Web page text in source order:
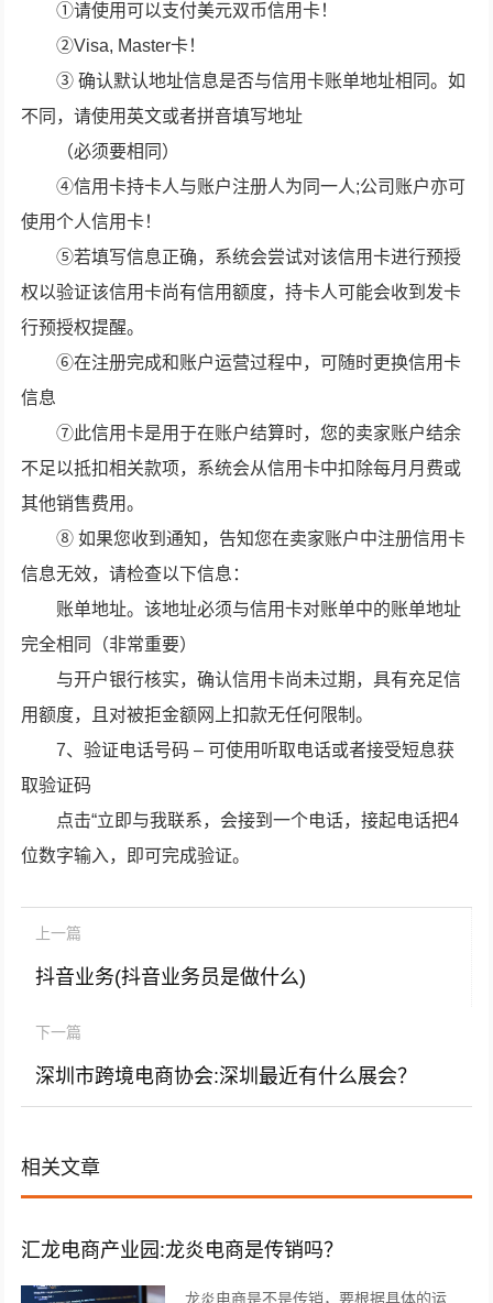
①请使用可以支付美元双币信用卡！
②Visa, Master卡！
③ 确认默认地址信息是否与信用卡账单地址相同。如
不同，请使用英文或者拼音填写地址
（必须要相同）
④信用卡持卡人与账户注册人为同一人;公司账户亦可
使用个人信用卡！
⑤若填写信息正确，系统会尝试对该信用卡进行预授
权以验证该信用卡尚有信用额度，持卡人可能会收到发卡
行预授权提醒。
⑥在注册完成和账户运营过程中，可随时更换信用卡
信息
⑦此信用卡是用于在账户结算时，您的卖家账户结余
不足以抵扣相关款项，系统会从信用卡中扣除每月月费或
其他销售费用。
⑧ 如果您收到通知，告知您在卖家账户中注册信用卡
信息无效，请检查以下信息：
账单地址。该地址必须与信用卡对账单中的账单地址
完全相同（非常重要）
与开户银行核实，确认信用卡尚未过期，具有充足信
用额度，且对被拒金额网上扣款无任何限制。
7、验证电话号码 – 可使用听取电话或者接受短息获
取验证码
点击“立即与我联系，会接到一个电话，接起电话把4
位数字输入，即可完成验证。
上一篇
抖音业务(抖音业务员是做什么)
下一篇
深圳市跨境电商协会:深圳最近有什么展会？
相关文章
汇龙电商产业园:龙炎电商是传销吗？
龙炎电商是不是传销，要根据具体的运